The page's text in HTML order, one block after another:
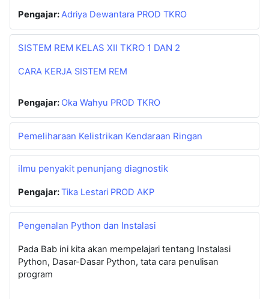
Pengajar: Adriya Dewantara PROD TKRO
SISTEM REM KELAS XII TKRO 1 DAN 2
CARA KERJA SISTEM REM
Pengajar: Oka Wahyu PROD TKRO
Pemeliharaan Kelistrikan Kendaraan Ringan
ilmu penyakit penunjang diagnostik
Pengajar:Tika Lestari PROD AKP
Pengenalan Python dan Instalasi
Pada Bab ini kita akan mempelajari tentang Instalasi
Python, Dasar-Dasar Python, tata cara penulisan
program